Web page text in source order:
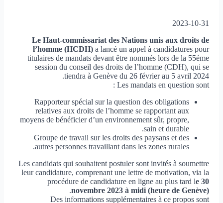
2023-10-31
Le Haut-commissariat des Nations unis aux droits de
l’homme (HCDH) a lancé un appel à candidatures pour
titulaires de mandats devant être nommés lors de la 55éme
session du conseil des droits de l’homme (CDH), qui se
tiendra à Genève du 26 février au 5 avril 2024.
Les mandats en question sont :
Rapporteur spécial sur la question des obligations
relatives aux droits de l’homme se rapportant aux
moyens de bénéficier d’un environnement sûr, propre,
sain et durable.
Groupe de travail sur les droits des paysans et des
autres personnes travaillant dans les zones rurales.
Les candidats qui souhaitent postuler sont invités à soumettre
leur candidature, comprenant une lettre de motivation, via la
procédure de candidature en ligne au plus tard le 30
novembre 2023 à midi (heure de Genève)
.
Des informations supplémentaires à ce propos sont